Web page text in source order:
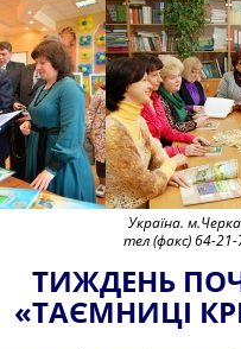
Україна.
тел (факс) 64-
ТИЖДЕНЬ
«ТАЄМНИЦІ